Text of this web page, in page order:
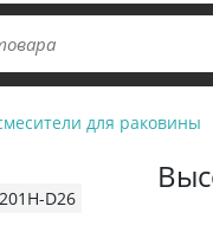
для раковины
D26